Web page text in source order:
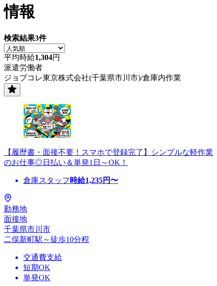
情報
検索結果3件
平均時給1,304円
派遣労働者
ジョブコレ東京株式会社(千葉県市川市)/倉庫内作業
【履歴書・面接不要！スマホで登録完了】シンプルな軽作業
のお仕事◎日払い＆単発1日～OK！
倉庫スタッフ 時給1,235円〜
勤務地
面接地
千葉県市川市
二俣新町駅～徒歩10分程
交通費支給
短期OK
単発OK